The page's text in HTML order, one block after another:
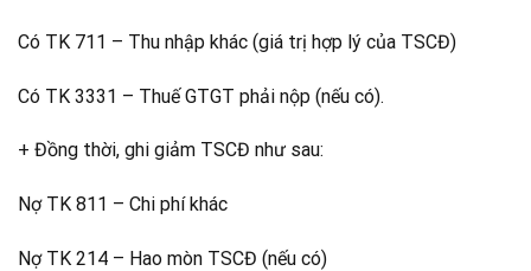
Có TK 711 – Thu nhập khác (giá trị hợp lý của TSCĐ)
Có TK 3331 – Thuế GTGT phải nộp (nếu có).
+ Đồng thời, ghi giảm TSCĐ như sau:
Nợ TK 811 – Chi phí khác
Nợ TK 214 – Hao mòn TSCĐ (nếu có)